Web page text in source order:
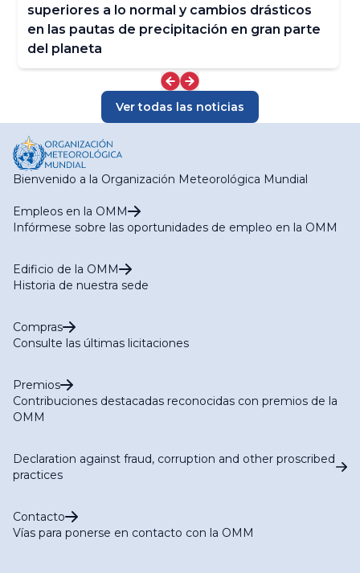
superiores a lo normal y cambios drásticos
en las pautas de precipitación en gran parte
del planeta
Ver todas las noticias
Bienvenido a la Organización Meteorológica Mundial
Empleos en la OMM
Infórmese sobre las oportunidades de empleo en la OMM
Edificio de la OMM
Historia de nuestra sede
Compras
Consulte las últimas licitaciones
Premios
Contribuciones destacadas reconocidas con premios de la
OMM
Declaration against fraud, corruption and other proscribed
practices
Contacto
Vías para ponerse en contacto con la OMM